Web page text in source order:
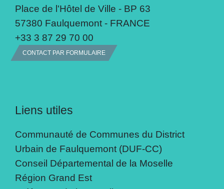
Place de l'Hôtel de Ville - BP 63
57380 Faulquemont - FRANCE
+33 3 87 29 70 00
CONTACT PAR FORMULAIRE
Liens utiles
Communauté de Communes du District
Urbain de Faulquemont (DUF-CC)
Conseil Départemental de la Moselle
Région Grand Est